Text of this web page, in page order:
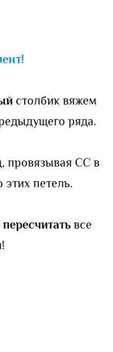
столбик вяжем
ряда.
провязывая СС в
петель.
пересчитать все